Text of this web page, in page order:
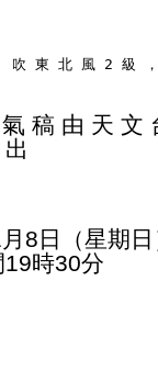
吹 東 北 風 2 級
稿 由 天 文
8日（星期
時30分